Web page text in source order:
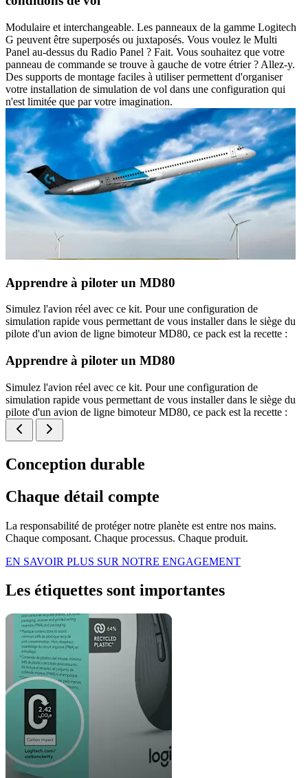
Modulaire et interchangeable. Les panneaux de la gamme Logitech
G peuvent être superposés ou juxtaposés. Vous voulez le Multi
Panel au-dessus du Radio Panel ? Fait. Vous souhaitez que votre
panneau de commande se trouve à gauche de votre étrier ? Allez-y.
Des supports de montage faciles à utiliser permettent d'organiser
votre installation de simulation de vol dans une configuration qui
n'est limitée que par votre imagination.
Apprendre à piloter un MD80
Simulez l'avion réel avec ce kit. Pour une configuration de
simulation rapide vous permettant de vous installer dans le siège du
pilote d'un avion de ligne bimoteur MD80, ce pack est la recette :
Apprendre à piloter un MD80
Simulez l'avion réel avec ce kit. Pour une configuration de
simulation rapide vous permettant de vous installer dans le siège du
pilote d'un avion de ligne bimoteur MD80, ce pack est la recette :
Conception durable
Chaque détail compte
La responsabilité de protéger notre planète est entre nos mains.
Chaque composant. Chaque processus. Chaque produit.
EN SAVOIR PLUS SUR NOTRE ENGAGEMENT
Les étiquettes sont importantes